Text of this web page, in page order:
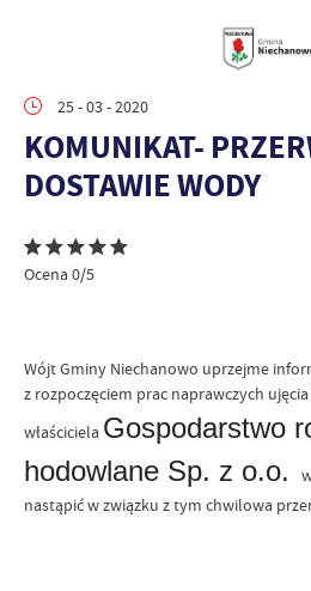
25 - 03 - 2020
KOMUNIKAT-
DOSTAWIE WODY
Ocena 0/5
Wójt Gminy Niechanowo uprzejme
z rozpoczęciem prac naprawczych
właściciela Gospodarstwo
hodowlane Sp. z o.o.
nastąpić w związku z tym chwilowa